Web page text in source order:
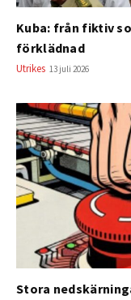
Kuba: från fiktiv
förklädnad
Utrikes 13 juli 2026
Stora